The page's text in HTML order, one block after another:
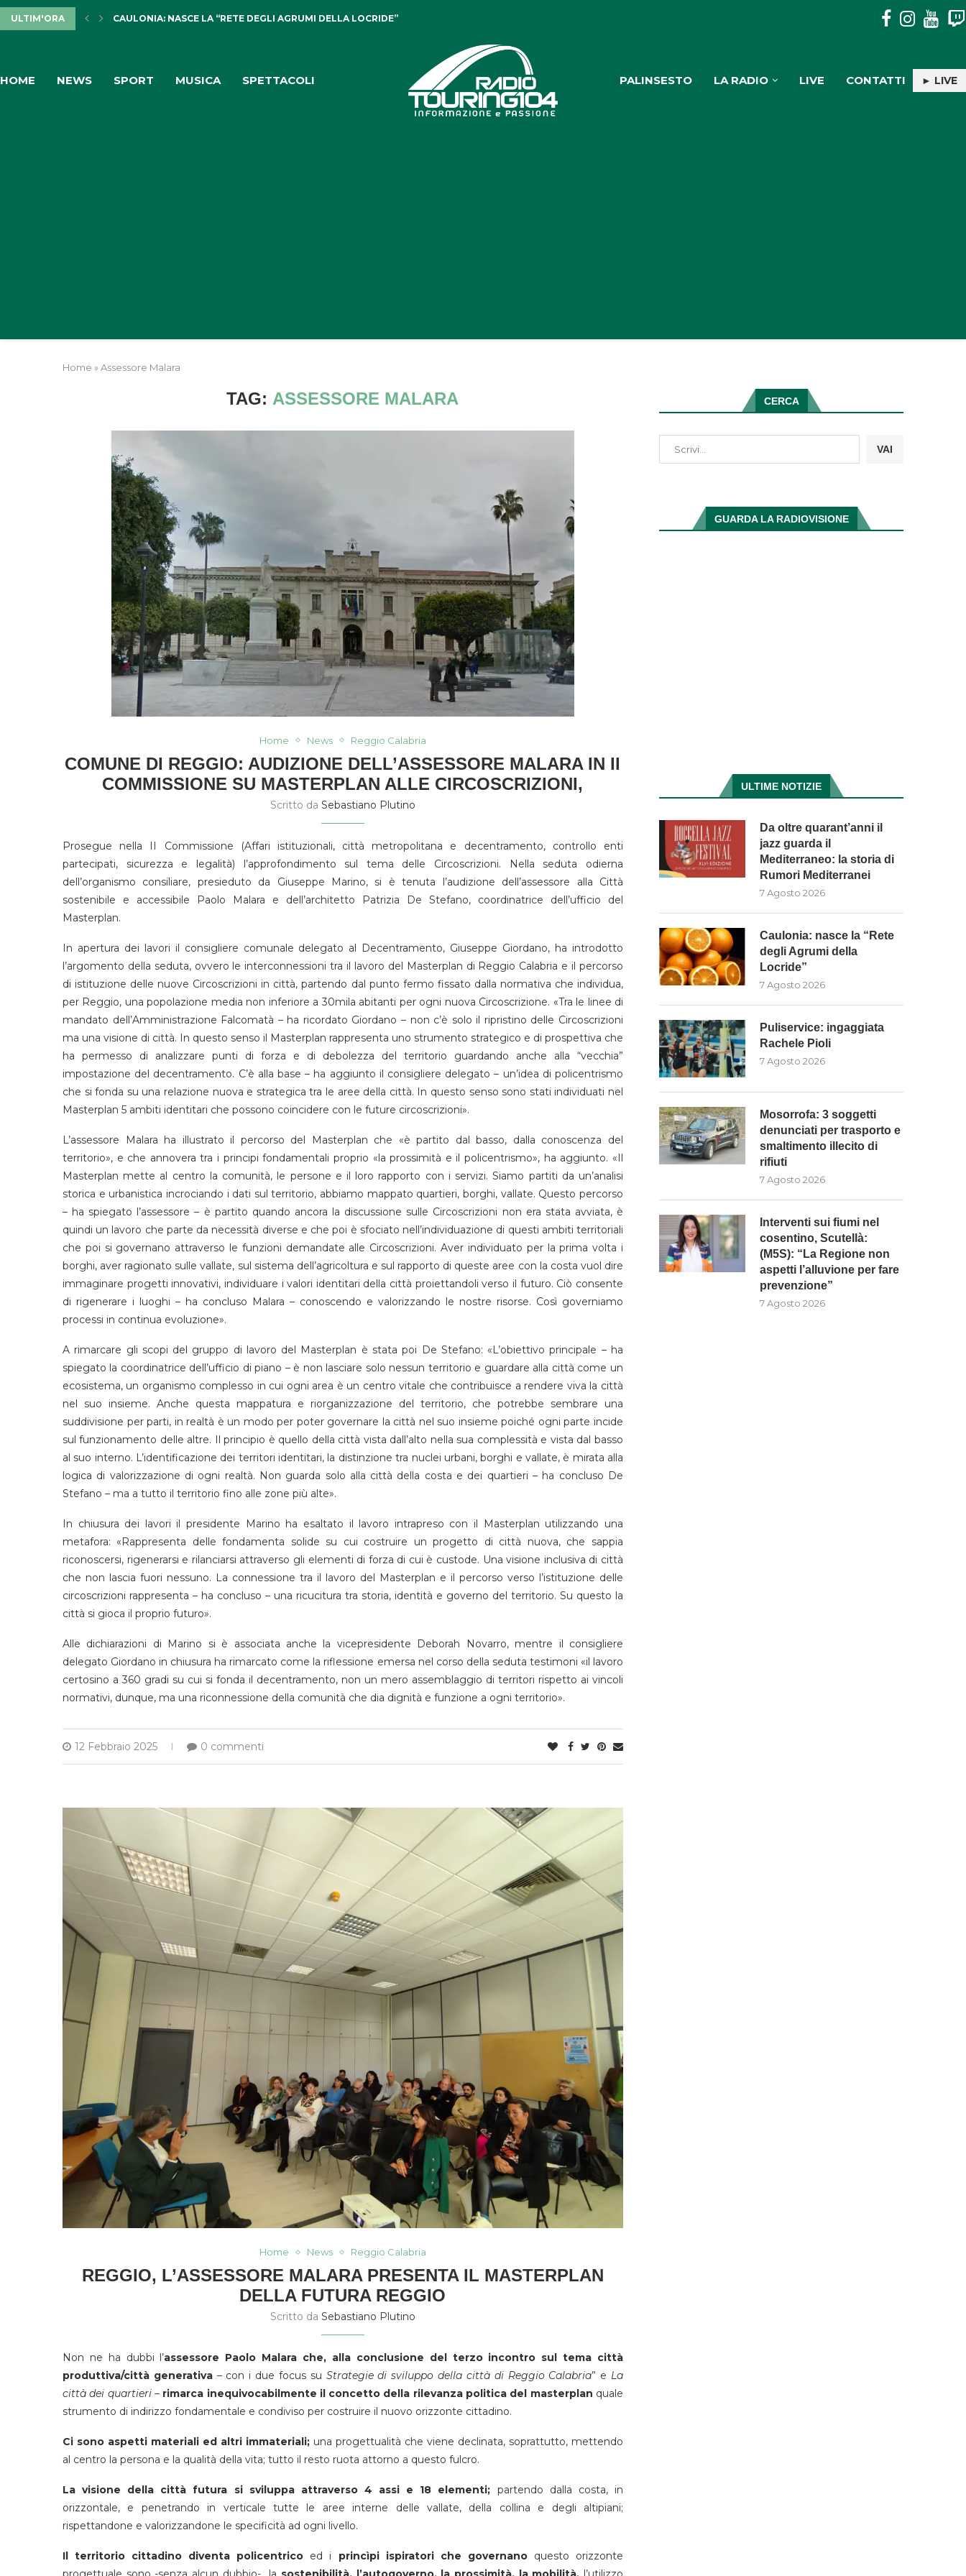
ULTIM'ORA CAULONIA: NASCE LA “RETE DEGLI AGRUMI DELLA LOCRIDE” PULISERVICE: INGAGGIATA RACHELE PIOLI
HOME NEWS SPORT MUSICA SPETTACOLI PALINSESTO LA RADIO LIVE CONTATTI ► LIVE
Home »Assessore Malara
TAG: ASSESSORE MALARA
Home News Reggio Calabria
COMUNE DI REGGIO: AUDIZIONE DELL’ASSESSORE MALARA IN II
COMMISSIONE SU MASTERPLAN ALLE CIRCOSCRIZIONI,
Scritto da Sebastiano Plutino
Prosegue nella II Commissione (Affari istituzionali, città metropolitana e decentramento, controllo enti
partecipati, sicurezza e legalità) l’approfondimento sul tema delle Circoscrizioni. Nella seduta odierna
dell’organismo consiliare, presieduto da Giuseppe Marino, si è tenuta l’audizione dell’assessore alla Città
sostenibile e accessibile Paolo Malara e dell’architetto Patrizia De Stefano, coordinatrice dell’ufficio del
Masterplan.
In apertura dei lavori il consigliere comunale delegato al Decentramento, Giuseppe Giordano, ha introdotto
l’argomento della seduta, ovvero le interconnessioni tra il lavoro del Masterplan di Reggio Calabria e il percorso
di istituzione delle nuove Circoscrizioni in città, partendo dal punto fermo fissato dalla normativa che individua,
per Reggio, una popolazione media non inferiore a 30mila abitanti per ogni nuova Circoscrizione. «Tra le linee di
mandato dell’Amministrazione Falcomatà – ha ricordato Giordano – non c’è solo il ripristino delle Circoscrizioni
ma una visione di città. In questo senso il Masterplan rappresenta uno strumento strategico e di prospettiva che
ha permesso di analizzare punti di forza e di debolezza del territorio guardando anche alla “vecchia”
impostazione del decentramento. C’è alla base – ha aggiunto il consigliere delegato – un’idea di policentrismo
che si fonda su una relazione nuova e strategica tra le aree della città. In questo senso sono stati individuati nel
Masterplan 5 ambiti identitari che possono coincidere con le future circoscrizioni».
L’assessore Malara ha illustrato il percorso del Masterplan che «è partito dal basso, dalla conoscenza del
territorio», e che annovera tra i principi fondamentali proprio «la prossimità e il policentrismo», ha aggiunto. «Il
Masterplan mette al centro la comunità, le persone e il loro rapporto con i servizi. Siamo partiti da un’analisi
storica e urbanistica incrociando i dati sul territorio, abbiamo mappato quartieri, borghi, vallate. Questo percorso
– ha spiegato l’assessore – è partito quando ancora la discussione sulle Circoscrizioni non era stata avviata, è
quindi un lavoro che parte da necessità diverse e che poi è sfociato nell’individuazione di questi ambiti territoriali
che poi si governano attraverso le funzioni demandate alle Circoscrizioni. Aver individuato per la prima volta i
borghi, aver ragionato sulle vallate, sul sistema dell’agricoltura e sul rapporto di queste aree con la costa vuol dire
immaginare progetti innovativi, individuare i valori identitari della città proiettandoli verso il futuro. Ciò consente
di rigenerare i luoghi – ha concluso Malara – conoscendo e valorizzando le nostre risorse. Così governiamo
processi in continua evoluzione».
A rimarcare gli scopi del gruppo di lavoro del Masterplan è stata poi De Stefano: «L’obiettivo principale – ha
spiegato la coordinatrice dell’ufficio di piano – è non lasciare solo nessun territorio e guardare alla città come un
ecosistema, un organismo complesso in cui ogni area è un centro vitale che contribuisce a rendere viva la città
nel suo insieme. Anche questa mappatura e riorganizzazione del territorio, che potrebbe sembrare una
suddivisione per parti, in realtà è un modo per poter governare la città nel suo insieme poiché ogni parte incide
sul funzionamento delle altre. Il principio è quello della città vista dall’alto nella sua complessità e vista dal basso
al suo interno. L’identificazione dei territori identitari, la distinzione tra nuclei urbani, borghi e vallate, è mirata alla
logica di valorizzazione di ogni realtà. Non guarda solo alla città della costa e dei quartieri – ha concluso De
Stefano – ma a tutto il territorio fino alle zone più alte».
In chiusura dei lavori il presidente Marino ha esaltato il lavoro intrapreso con il Masterplan utilizzando una
metafora: «Rappresenta delle fondamenta solide su cui costruire un progetto di città nuova, che sappia
riconoscersi, rigenerarsi e rilanciarsi attraverso gli elementi di forza di cui è custode. Una visione inclusiva di città
che non lascia fuori nessuno. La connessione tra il lavoro del Masterplan e il percorso verso l’istituzione delle
circoscrizioni rappresenta – ha concluso – una ricucitura tra storia, identità e governo del territorio. Su questo la
città si gioca il proprio futuro».
Alle dichiarazioni di Marino si è associata anche la vicepresidente Deborah Novarro, mentre il consigliere
delegato Giordano in chiusura ha rimarcato come la riflessione emersa nel corso della seduta testimoni «il lavoro
certosino a 360 gradi su cui si fonda il decentramento, non un mero assemblaggio di territori rispetto ai vincoli
normativi, dunque, ma una riconnessione della comunità che dia dignità e funzione a ogni territorio».
12 Febbraio 2025 0 commenti
Home News Reggio Calabria
REGGIO, L’ASSESSORE MALARA PRESENTA IL MASTERPLAN
DELLA FUTURA REGGIO
Scritto da Sebastiano Plutino
Non ne ha dubbi l’assessore Paolo Malara che, alla conclusione del terzo incontro sul tema città
produttiva/città generativa– con i due focus su Strategie di sviluppo della città di Reggio Calabria” e La
città dei quartieri– rimarca inequivocabilmente il concetto della rilevanza politica del masterplan quale
strumento di indirizzo fondamentale e condiviso per costruire il nuovo orizzonte cittadino.
Ci sono aspetti materiali ed altri immateriali; una progettualità che viene declinata, soprattutto, mettendo
al centro la persona e la qualità della vita; tutto il resto ruota attorno a questo fulcro.
La visione della città futura si sviluppa attraverso 4 assi e 18 elementi; partendo dalla costa, in
orizzontale, e penetrando in verticale tutte le aree interne delle vallate, della collina e degli altipiani;
rispettandone e valorizzandone le specificità ad ogni livello.
Il territorio cittadino diventa policentrico ed i princìpi ispiratori che governanoquesto orizzonte
CERCA
VAI
GUARDA LA RADIOVISIONE
ULTIME NOTIZIE
Da oltre quarant’anni il
jazz guarda il
Mediterraneo: la storia di
Rumori Mediterranei
7 Agosto 2026
Caulonia: nasce la “Rete
degli Agrumi della
Locride”
7 Agosto 2026
Puliservice: ingaggiata
Rachele Pioli
7 Agosto 2026
Mosorrofa: 3 soggetti
denunciati per trasporto e
smaltimento illecito di
rifiuti
7 Agosto 2026
Interventi sui fiumi nel
cosentino, Scutellà:
(M5S): “La Regione non
aspetti l’alluvione per fare
prevenzione”
7 Agosto 2026